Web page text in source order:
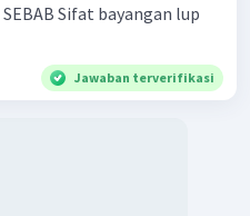
Jawaban terverifikasi